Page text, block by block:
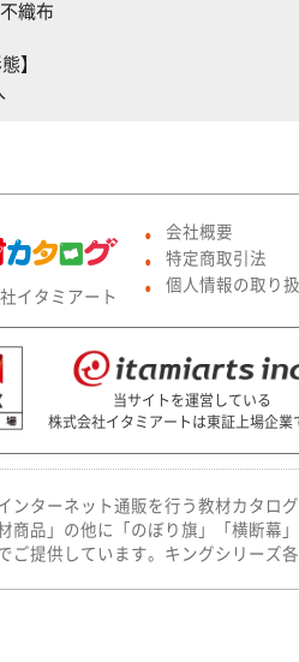
織布
】
イタミアート
● 会社概要
● 特定商取引法
● 個人情報の取り
当サイトを運営している
株式会社イタミアートは東証上場企業
ンターネット通販を行う教材カタロ
商品」の他に「のぼり旗」「横断幕
ご提供しています。キングシリーズ